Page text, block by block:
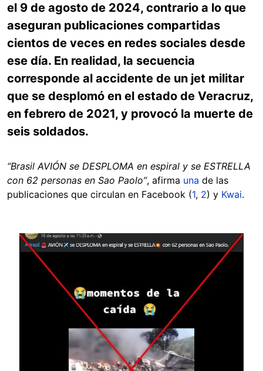
el 9 de agosto de 2024, contrario a lo que
aseguran publicaciones compartidas
cientos de veces en redes sociales desde
ese día. En realidad, la secuencia
corresponde al accidente de un jet militar
que se desplomó en el estado de Veracruz,
en febrero de 2021, y provocó la muerte de
seis soldados.
“Brasil AVIÓN se DESPLOMA en espiral y se ESTRELLA
con 62 personas en Sao Paolo”, afirma una de las
publicaciones que circulan en Facebook (1, 2) y Kwai.
Image